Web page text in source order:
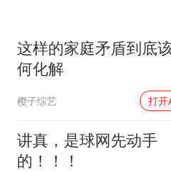
CIA被
奋进开
这样的家庭矛盾到底
何化解
樱子综艺 打开
讲真，是球网先动手
的！！！